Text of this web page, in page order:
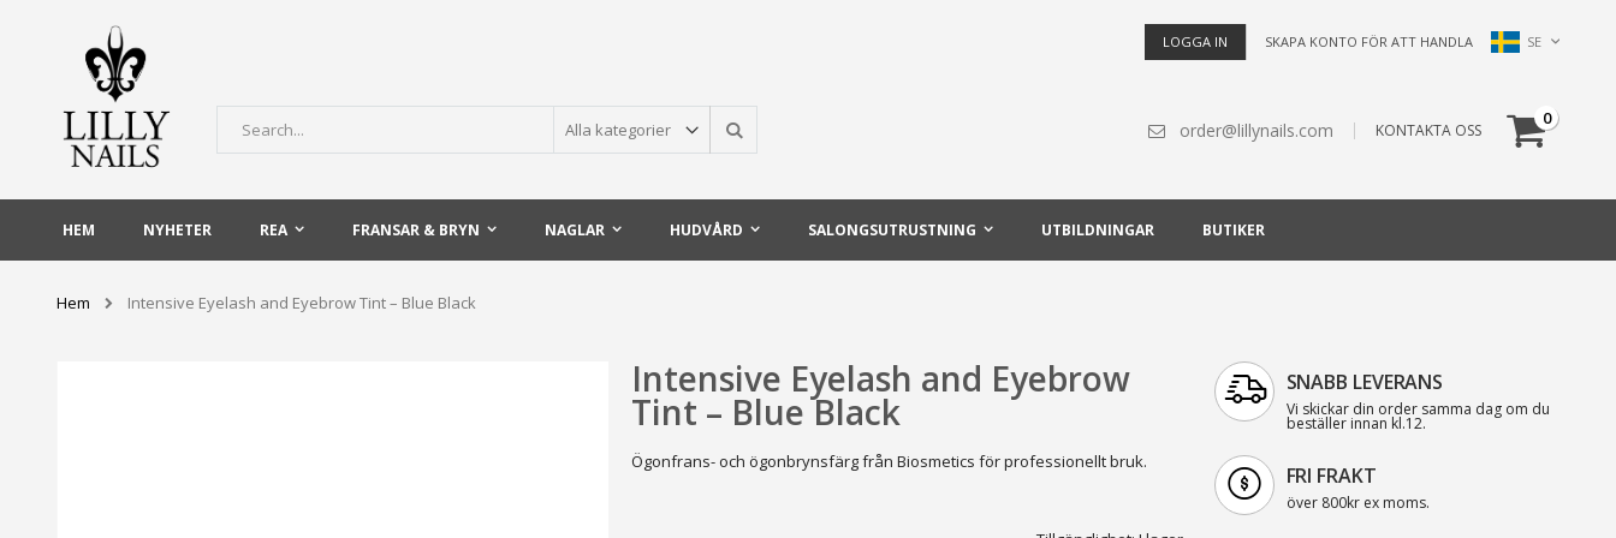
Content
Språk SE
LOGGA IN SKAPA KONTO FÖR ATT HANDLA
Cart
0artiklar
Sök
order@lillynails.com KONTAKTA OSS
HEM NYHETER REA FRANSAR & BRYN NAGLAR HUDVÅRD SALONGSUTRUSTNING UTBILDNINGAR BUTIKER
Hem Intensive Eyelash and Eyebrow Tint – Blue Black
Intensive Eyelash and Eyebrow
Tint – Blue Black
Ögonfrans- och ögonbrynsfärg från Biosmetics för professionellt bruk.
SNABB LEVERANS
Vi skickar din order samma dag om du
beställer innan kl.12.
FRI FRAKT
över 800kr ex moms.